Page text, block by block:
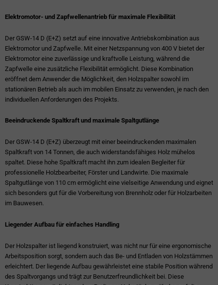
Elektromotor- und Zapfwellenantrieb für maximale Flexibilität
Der GSW-14 D (E+Z) setzt auf eine innovative Antriebskombination aus
Elektromotor und Zapfwelle. Mit einer Netzspannung von 400 V bietet der
Elektromotor eine zuverlässige und kraftvolle Leistung, während die
Zapfwelle eine zusätzliche Flexibilität ermöglicht. Diese Kombination
eröffnet dem Anwender die Möglichkeit, den Holzspalter sowohl im
stationären Betrieb als auch im mobilen Einsatz zu verwenden, je nach den
individuellen Anforderungen des Projekts.
Beeindruckende Spaltkraft und maximale Spaltgutlänge
Der GSW-14 D (E+Z) überzeugt mit einer beeindruckenden maximalen
Spaltkraft von 14 Tonnen, die auch widerstandsfähiges Holz mühelos
spaltet. Diese hohe Spaltkraft macht ihn zum idealen Begleiter für
professionelle Holzbearbeiter, Förster und Landwirte. Die maximale
Spaltgutlänge von 110 cm ermöglicht eine vielseitige Anwendung und eignet
sich besonders gut für die Vorbereitung von Brennholz oder für Holzarbeiten
im Bauwesen.
Liegender Aufbau für einfaches Handling
Der Holzspalter ist liegend konstruiert, was nicht nur für eine ergonomische
Arbeitsposition sorgt, sondern auch das Be- und Entladen von Holzstämmen
erleichtert. Der liegende Aufbau gewährleistet eine stabile Position während
des Spaltvorgangs und trägt zur Benutzerfreundlichkeit bei. Diese